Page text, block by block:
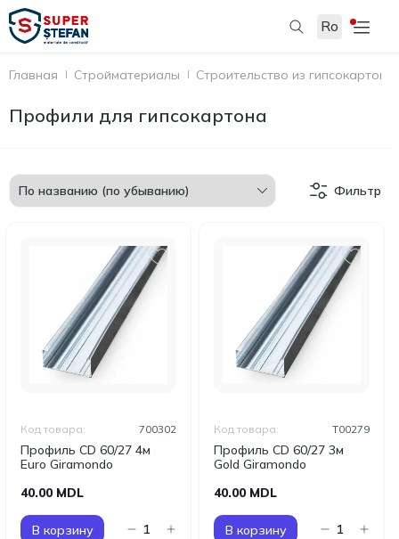
Ro
Главная Стройматериалы Строительство из гипсокартона
Профили для гипсокартона
Фильтр
Профиль CD 60/27 4м
Euro Giramondo
Код товара: 700302
40.00 MDL
В корзину
Профиль CD 60/27 3м
Gold Giramondo
Код товара: T00279
40.00 MDL
В корзину